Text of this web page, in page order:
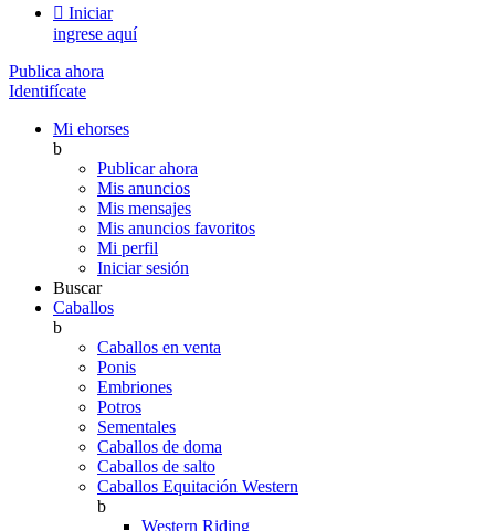
 Iniciar
ingrese aquí
Publica ahora
Identifícate
Mi ehorses
b
Publicar ahora
Mis anuncios
Mis mensajes
Mis anuncios favoritos
Mi perfil
Iniciar sesión
Buscar
Caballos
b
Caballos en venta
Ponis
Embriones
Potros
Sementales
Caballos de doma
Caballos de salto
Caballos Equitación Western
b
Western Riding